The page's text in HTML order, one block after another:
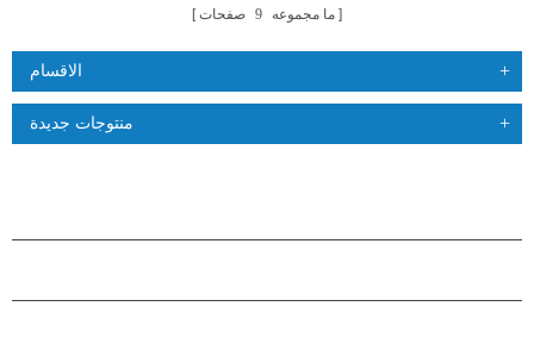
ما مجموعه 9 صفحات
الاقسام
منتوجات جديدة